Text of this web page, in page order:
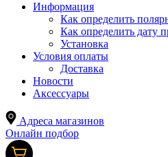
Информация
Как определить
Как определить дату
Установка
Условия оплаты
Доставка
Новости
Аксессуары
Адреса магазинов
Онлайн подбор